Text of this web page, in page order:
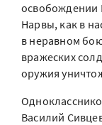
освобождении
Нарвы, как в
в неравном
вражеских
оружия
Василий